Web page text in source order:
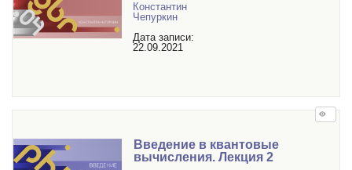
Константин
Чепуркин
Дата записи:
22.09.2021
Введение в квантовые
вычисления. Лекция 2